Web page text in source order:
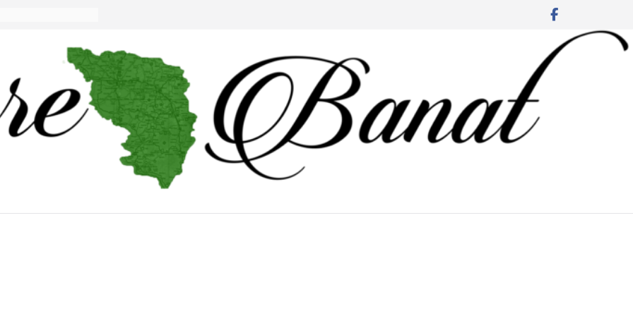
micii viticultorii
judeţene?
a lui Alex Murgoi
al lumii
!
visuri cu